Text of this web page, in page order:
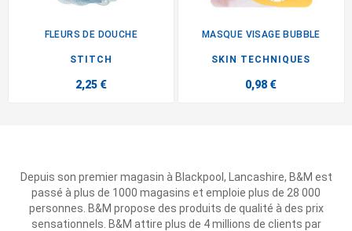
FLEURS DE DOUCHE
STITCH
2,25 €
MASQUE VISAGE BUBBLE
SKIN TECHNIQUES
0,98 €
Depuis son premier magasin à Blackpool, Lancashire, B&M est
passé à plus de 1000 magasins et emploie plus de 28 000
personnes. B&M propose des produits de qualité à des prix
sensationnels. B&M attire plus de 4 millions de clients par